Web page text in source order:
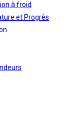
à froid
et Progrès